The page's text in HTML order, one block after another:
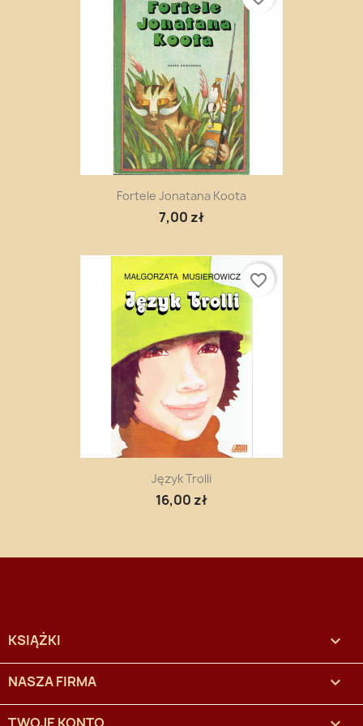
Fortele Jonatana Koota
7,00 zł
Język Trolli
16,00 zł
favorite_border
KSIĄŻKI 
NASZA FIRMA 